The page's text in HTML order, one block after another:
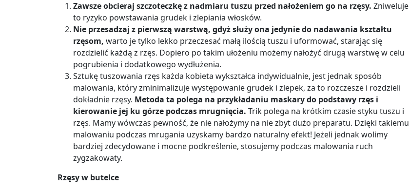
Zawsze obcieraj szczoteczkę z nadmiaru tuszu przed nałożeniem go na rzęsy. Zniweluje
to ryzyko powstawania grudek i zlepiania włosków.
Nie przesadzaj z pierwszą warstwą, gdyż służy ona jedynie do nadawania kształtu
rzęsom, warto je tylko lekko przeczesać małą ilością tuszu i uformować, starając się
rozdzielić każdą z rzęs. Dopiero po takim ułożeniu możemy nałożyć drugą warstwę w celu
pogrubienia i dodatkowego wydłużenia.
Sztukę tuszowania rzęs każda kobieta wykształca indywidualnie, jest jednak sposób
malowania, który zminimalizuje występowanie grudek i zlepek, za to rozczesze i rozdzieli
dokładnie rzęsy. Metoda ta polega na przykładaniu maskary do podstawy rzęs i
kierowanie jej ku górze podczas mrugnięcia. Trik polega na krótkim czasie styku tuszu i
rzęs. Mamy wówczas pewność, że nie nałożymy na nie zbyt dużo preparatu. Dzięki takiemu
malowaniu podczas mrugania uzyskamy bardzo naturalny efekt! Jeżeli jednak wolimy
bardziej zdecydowane i mocne podkreślenie, stosujemy podczas malowania ruch
zygzakowaty.
Rzęsy w butelce